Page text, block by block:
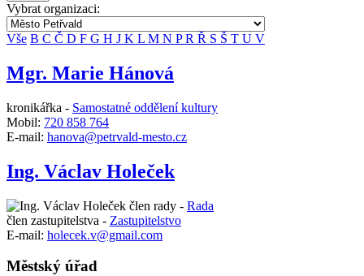
Vybrat organizaci:
Vše B C Č D F G H J K L M N PR Ř S Š T U V
Mgr. Marie Hánová
kronikářka - Samostatné oddělení kultury
Mobil: 720 858 764
E-mail: hanova@petrvald-mesto.cz
Ing. Václav Holeček
člen rady - Rada
člen zastupitelstva - Zastupitelstvo
E-mail: holecek.v@gmail.com
Městský úřad